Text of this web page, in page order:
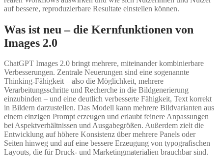
auf bessere, reproduzierbare Resultate einstellen können.
Was ist neu – die Kernfunktionen von
Images 2.0
ChatGPT Images 2.0 bringt mehrere, miteinander kombinierbare
Verbesserungen. Zentrale Neuerungen sind eine sogenannte
Thinking-Fähigkeit – also die Möglichkeit, mehrere
Verarbeitungsschritte und Recherche in die Bildgenerierung
einzubinden – und eine deutlich verbesserte Fähigkeit, Text korrekt
in Bildern darzustellen. Das Modell kann mehrere Bildvarianten aus
einem einzigen Prompt erzeugen und erlaubt feinere Anpassungen
bei Aspektverhältnissen und Ausgabegrößen. Außerdem zielt die
Entwicklung auf höhere Konsistenz über mehrere Panels oder
Seiten hinweg und auf eine bessere Erzeugung von typografischen
Layouts, die für Druck- und Marketingmaterialien brauchbar sind.